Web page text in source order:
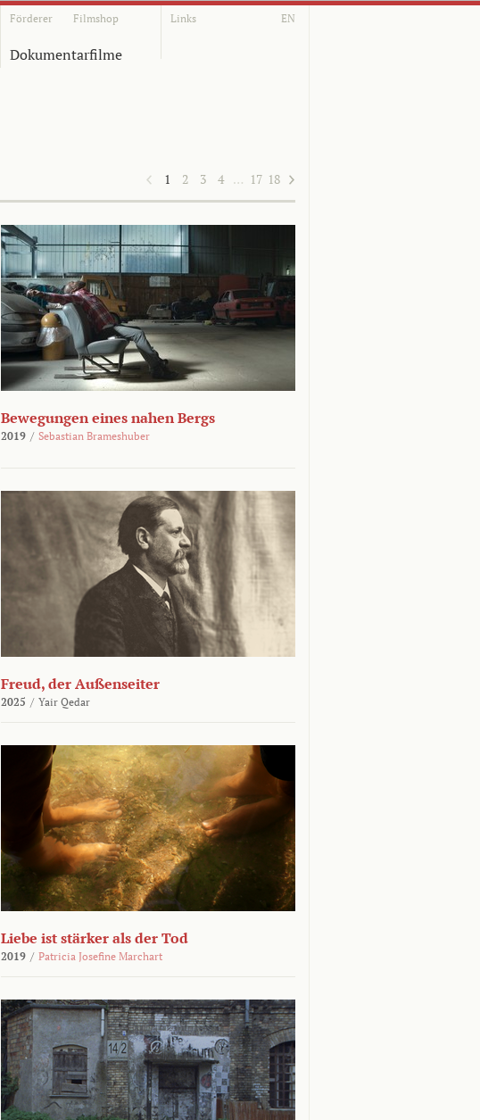
Förderer Filmshop Links EN
Dokumentarfilme
1 2 3 4 … 17 18
Bewegungen eines nahen Bergs
2019 / Sebastian Brameshuber
Freud, der Außenseiter
2025 / Yair Qedar
Liebe ist stärker als der Tod
2019 / Patricia Josefine Marchart